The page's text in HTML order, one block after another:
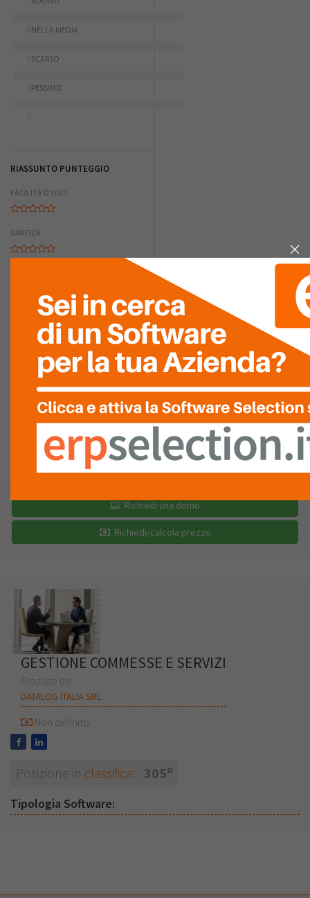
NELLA MEDIA
SCARSO
PESSIMO
RIASSUNTO PUNTEGGIO
FACILITÀ D'USO
GRAFICA
FACILITÀ DI
INTEGRAZIONE
RAPPORTO
QUALITÀ/PREZZO
LISTARECENSIONI (0)
Richiedi una demo
Richiedi/calcola prezzo
GESTIONE COMMESSE E SERVIZI
Prodotto da:
DATALOG ITALIA SRL
Non definito
Posizione in classifica: 305o
Tipologia Software: